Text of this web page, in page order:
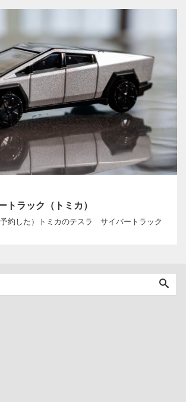
トラック（トミカ）
約した）トミカのテスラ サイバートラック